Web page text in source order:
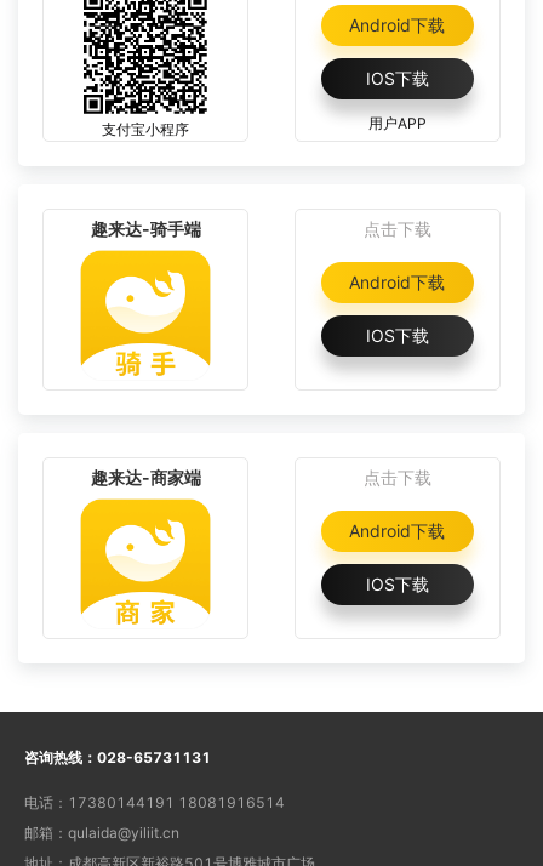
支付宝小程序
Android下载
IOS下载
用户APP
趣来达-骑手端 点击下载
Android下载
IOS下载
趣来达-商家端 点击下载
Android下载
IOS下载
咨询热线： 028-65731131
电话： 17380144191 18081916514
邮箱： qulaida@yiliit.cn